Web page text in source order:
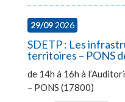
29/092026
SDETP : Les
territoires – PONS
de 14h à 16h à
– PONS (17800)